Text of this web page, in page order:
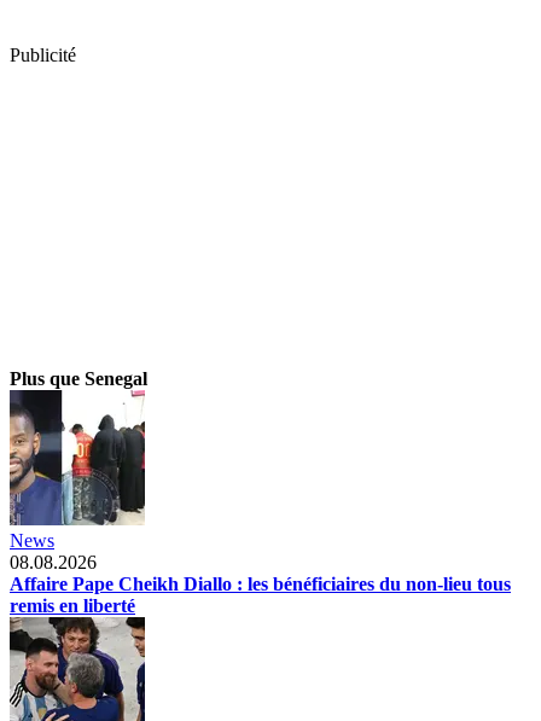
Publicité
Plus que Senegal
News
08.08.2026
Affaire Pape Cheikh Diallo : les bénéficiaires du non-lieu tous
remis en liberté